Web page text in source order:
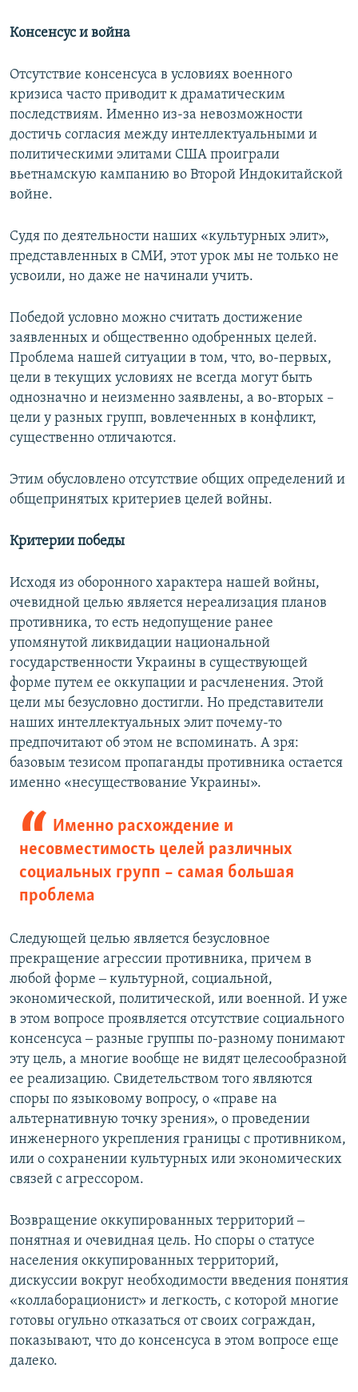
Консенсус и война
Отсутствие консенсуса в условиях военного
кризиса часто приводит к драматическим
последствиям. Именно из-за невозможности
достичь согласия между интеллектуальными и
политическими элитами США проиграли
вьетнамскую кампанию во Второй Индокитайской
войне.
Судя по деятельности наших «культурных элит»,
представленных в СМИ, этот урок мы не только не
усвоили, но даже не начинали учить.
Победой условно можно считать достижение
заявленных и общественно одобренных целей.
Проблема нашей ситуации в том, что, во-первых,
цели в текущих условиях не всегда могут быть
однозначно и неизменно заявлены, а во-вторых –
цели у разных групп, вовлеченных в конфликт,
существенно отличаются.
Этим обусловлено отсутствие общих определений и
общепринятых критериев целей войны.
Критерии победы
Исходя из оборонного характера нашей войны,
очевидной целью является нереализация планов
противника, то есть недопущение ранее
упомянутой ликвидации национальной
государственности Украины в существующей
форме путем ее оккупации и расчленения. Этой
цели мы безусловно достигли. Но представители
наших интеллектуальных элит почему-то
предпочитают об этом не вспоминать. А зря:
базовым тезисом пропаганды противника остается
именно «несуществование Украины».
Именно расхождение и
несовместимость целей различных
социальных групп – самая большая
проблема
Следующей целью является безусловное
прекращение агрессии противника, причем в
любой форме ‒ культурной, социальной,
экономической, политической, или военной. И уже
в этом вопросе проявляется отсутствие социального
консенсуса ‒ разные группы по-разному понимают
эту цель, а многие вообще не видят целесообразной
ее реализацию. Свидетельством того являются
споры по языковому вопросу, о «праве на
альтернативную точку зрения», о проведении
инженерного укрепления границы с противником,
или о сохранении культурных или экономических
связей с агрессором.
Возвращение оккупированных территорий ‒
понятная и очевидная цель. Но споры о статусе
населения оккупированных территорий,
дискуссии вокруг необходимости введения понятия
«коллаборационист» и легкость, с которой многие
готовы огульно отказаться от своих сограждан,
показывают, что до консенсуса в этом вопросе еще
далеко.